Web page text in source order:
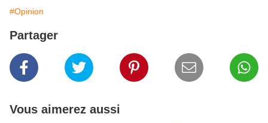
#Opinion
Partager
Vous aimerez aussi